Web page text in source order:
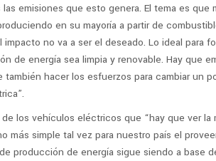
emisiones que esto genera. El tema es que
en su mayoría a partir de
no va a ser el deseado. Lo ideal para
de energía sea limpia y renovable. Hay que
también hacer los esfuerzos para cambiar un
los vehículos eléctricos que “hay que ver la
más simple tal vez para nuestro país el
producción de energía sigue siendo a base